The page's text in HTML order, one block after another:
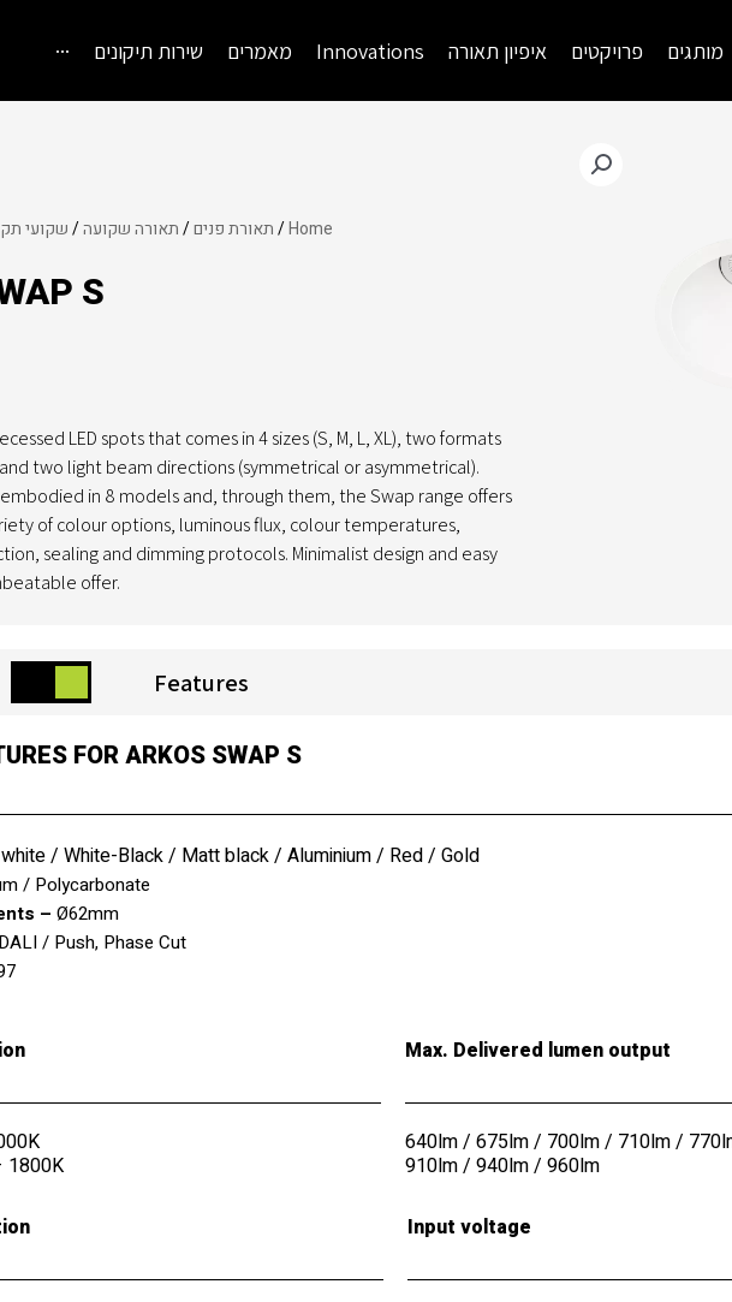
מותגים פרויקטים איפיון תאורה Innovations מאמרים שירות תיקונים ···
Home
/ תאורת פנים/ תאורה שקועה/שקועי
S
LED spots that comes in 4 sizes (S, M, L, XL), two formats
two light beam directions (symmetrical or asymmetrical).
in 8 models and, through them, the Swap range offers
of colour options, luminous flux, colour temperatures,
sealing and dimming protocols. Minimalist design and easy
offer.
Features
FOR ARKOS SWAP S
/ White-Black/ Matt black/ Aluminium/ Red/ Gold
/ Polycarbonate
– Ø62mm
DALI / Push, Phase Cut
Max. Delivered lumen output
640lm / 675lm / 700lm / 710lm /
910lm / 940lm / 960lm
1800K
Input voltage